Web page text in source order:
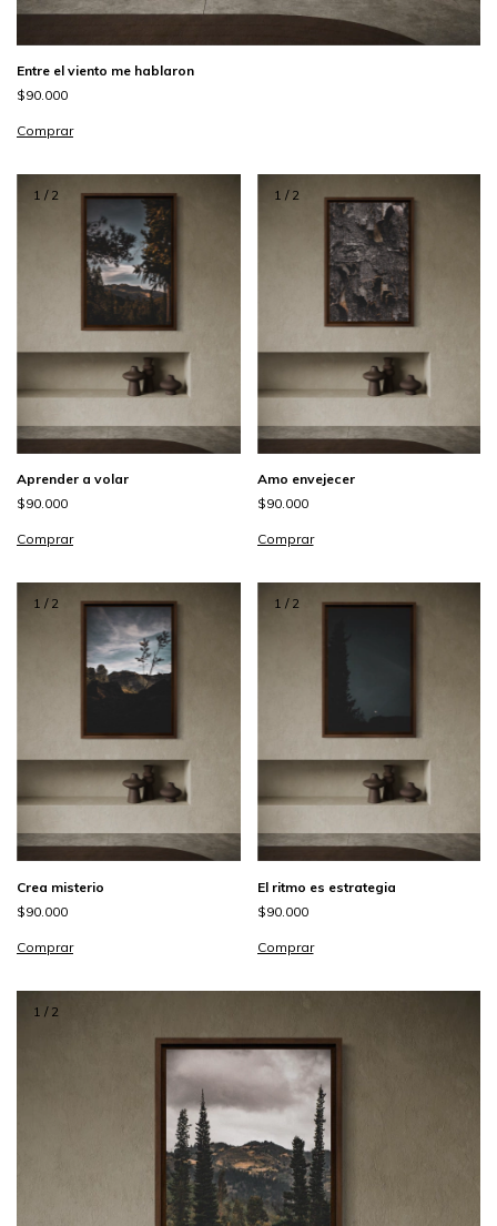
Entre el viento me hablaron
$90.000
Comprar
1 / 2
Aprender a volar
$90.000
Comprar
1 / 2
Amo envejecer
$90.000
Comprar
1 / 2
Crea misterio
$90.000
Comprar
1 / 2
El ritmo es estrategia
$90.000
Comprar
1 / 2